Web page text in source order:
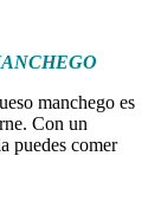
manchego es
Con un
puedes comer